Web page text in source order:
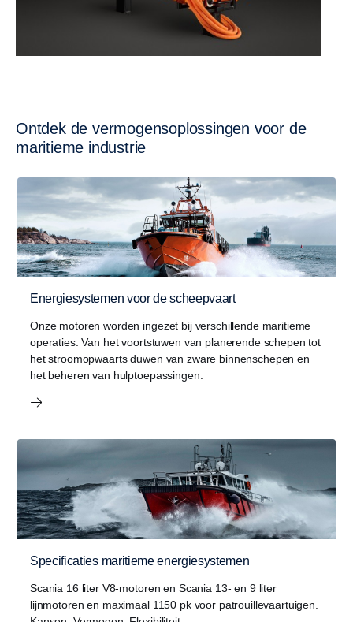
Ontdek de vermogensoplossingen voor de
maritieme industrie
Energiesystemen voor de scheepvaart
Onze motoren worden ingezet bij verschillende maritieme
operaties. Van het voortstuwen van planerende schepen tot
het stroomopwaarts duwen van zware binnenschepen en
het beheren van hulptoepassingen.
Specificaties maritieme energiesystemen
Scania 16 liter V8-motoren en Scania 13- en 9 liter
lijnmotoren en maximaal 1150 pk voor patrouillevaartuigen.